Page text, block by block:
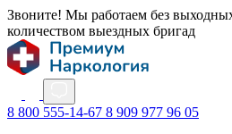
Звоните! Мы работаем без
количеством выездных бригад
8 800 555-14-67 8 909 977 96 05